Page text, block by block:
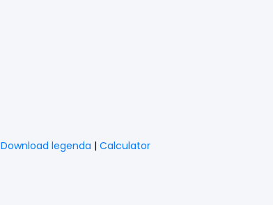
Download legenda |Calculator